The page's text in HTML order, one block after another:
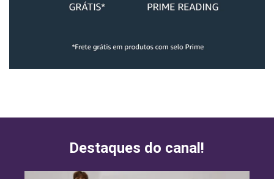
Destaques do canal!